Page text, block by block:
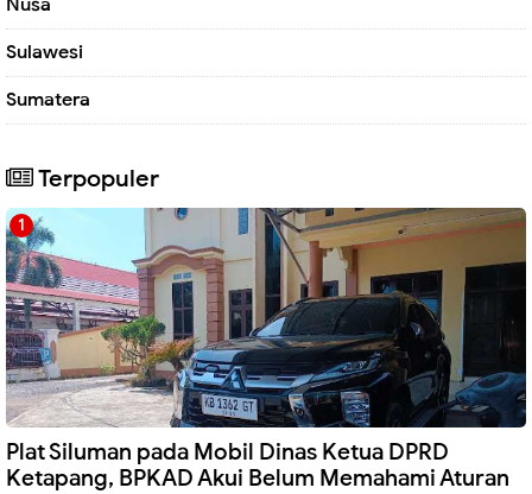
Nusa
Sulawesi
Sumatera
Terpopuler
Plat Siluman pada Mobil Dinas Ketua DPRD
Ketapang, BPKAD Akui Belum Memahami Aturan